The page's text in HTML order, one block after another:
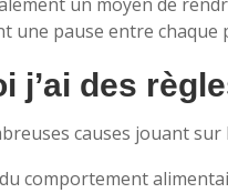
une pause entre chaque
j’ai des
causes jouant
comportement